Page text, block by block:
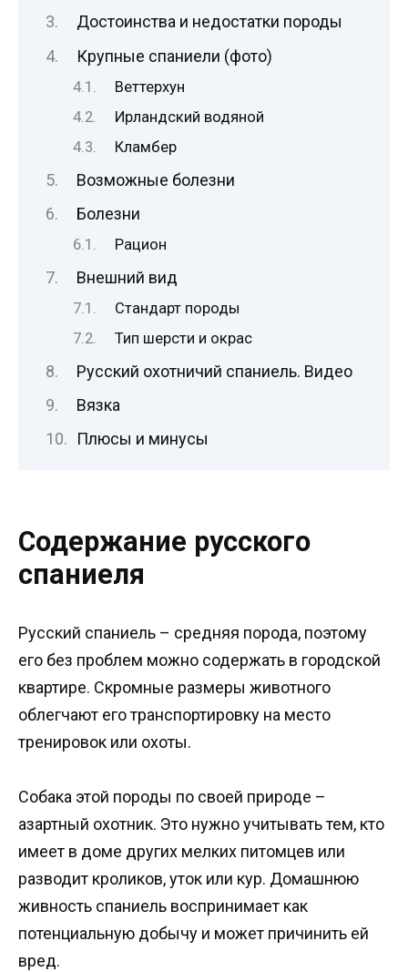
Достоинства и недостатки породы
Крупные спаниели (фото)
Веттерхун
Ирландский водяной
Кламбер
Возможные болезни
Болезни
Рацион
Внешний вид
Стандарт породы
Тип шерсти и окрас
Русский охотничий спаниель. Видео
Вязка
Плюсы и минусы
Содержание русского
спаниеля
Русский спаниель – средняя порода, поэтому
его без проблем можно содержать в городской
квартире. Скромные размеры животного
облегчают его транспортировку на место
тренировок или охоты.
Собака этой породы по своей природе –
азартный охотник. Это нужно учитывать тем, кто
имеет в доме других мелких питомцев или
разводит кроликов, уток или кур. Домашнюю
живность спаниель воспринимает как
потенциальную добычу и может причинить ей
вред.